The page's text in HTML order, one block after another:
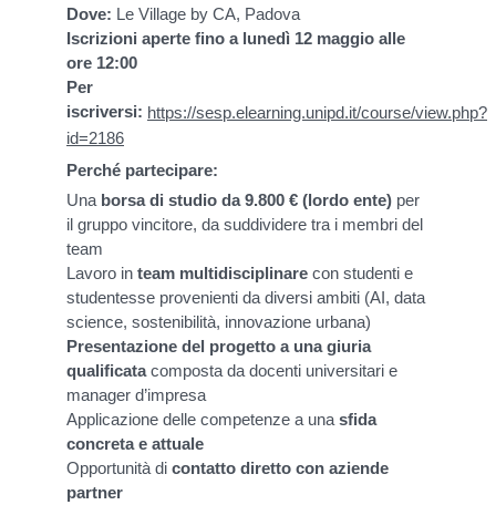
Dove: Le Village by CA, Padova
Iscrizioni aperte fino a lunedì 12 maggio alle
ore 12:00
Per
iscriversi: https://sesp.elearning.unipd.it/course/view.php?
id=2186
Perché partecipare:
Una borsa di studio da 9.800 € (lordo ente) per
il gruppo vincitore, da suddividere tra i membri del
team
Lavoro in team multidisciplinare con studenti e
studentesse provenienti da diversi ambiti (AI, data
science, sostenibilità, innovazione urbana)
Presentazione del progetto a una giuria
qualificatacomposta da docenti universitari e
manager d’impresa
Applicazione delle competenze a una sfida
concreta e attuale
Opportunità di contatto diretto con aziende
partner